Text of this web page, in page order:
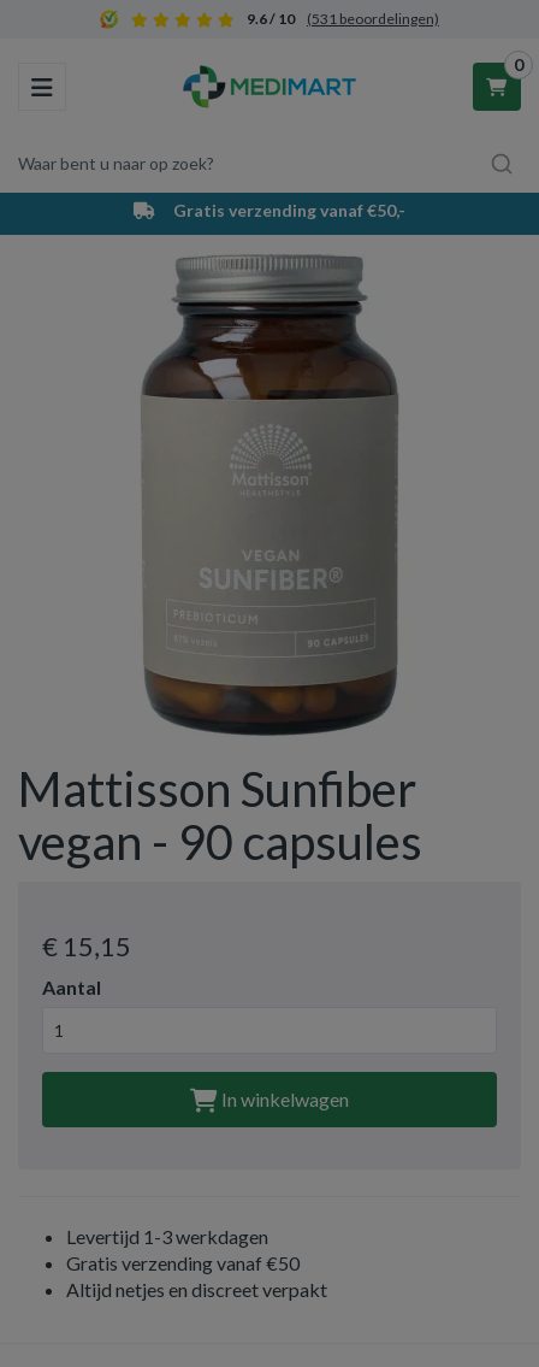
9.6 / 10 (531 beoordelingen)
Toggle navigation
Waar bent u naar op zoek?
0
Winkelwagen
Uw winkelwagen is leeg.
Vul hem met producten.
Gratis verzending vanaf €50,-
Mattisson Sunfiber
vegan - 90 capsules
€ 15,15
Aantal
In winkelwagen
Levertijd 1-3 werkdagen
Gratis verzending vanaf €50
Altijd netjes en discreet verpakt